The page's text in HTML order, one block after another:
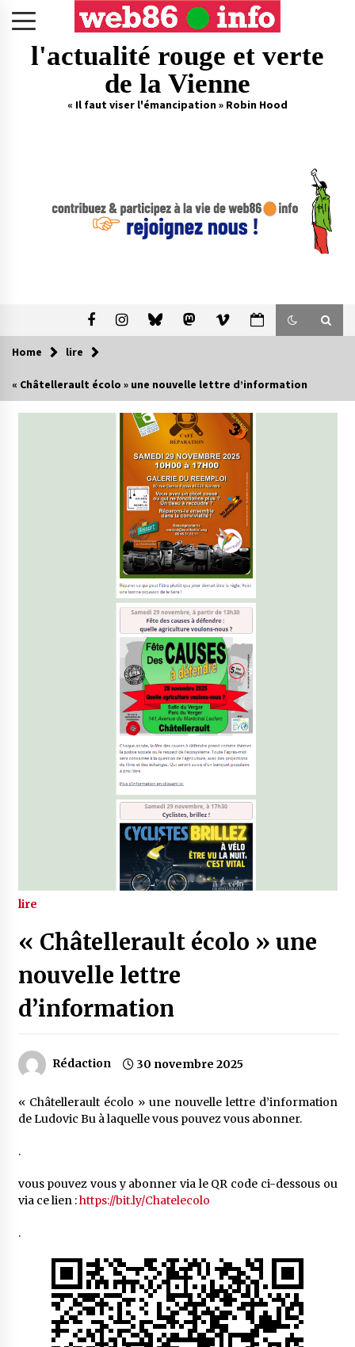
l'actualité rouge et verte
de la Vienne
« Il faut viser l'émancipation » Robin Hood
Home lire
« Châtellerault écolo » une nouvelle lettre d’information
lire
« Châtellerault écolo » une
nouvelle lettre
d’information
Rédaction 30 novembre 2025
« Châtellerault écolo » une nouvelle lettre d’information
de Ludovic Bu à laquelle vous pouvez vous abonner.
.
vous pouvez vous y abonner via le QR code ci-dessous ou
via ce lien :https://bit.ly/Chatelecolo
.